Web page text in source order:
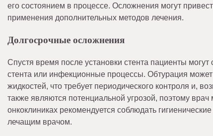
его состоянием в процессе. Осложнения могут
применения дополнительных методов лечения.
Долгосрочные осложнения
Спустя время после установки стента пациенты
стента или инфекционные процессы. Обтурация
жидкостей, что требует периодического контроля и,
также являются потенциальной угрозой, поэтому
онкоклиниках рекомендуется соблюдать
лечащим врачом.